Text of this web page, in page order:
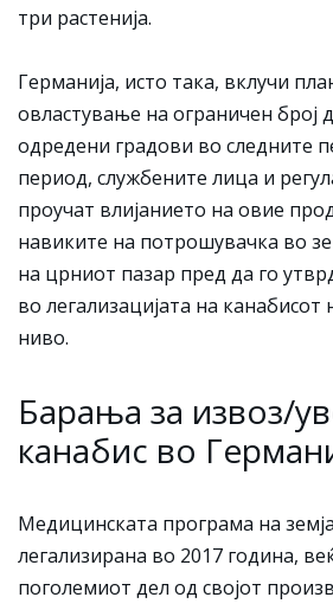
три растенија.
Германија, исто така, вклучи
овластување на ограничен број
одредени градови во следните
период, службените лица и
проучат влијанието на овие
навиките на потрошувачка во
на црниот пазар пред да го
во легализацијата на
ниво.
Барања за извоз/
канабис во
Медицинската програма на
легализирана во 2017 година,
поголемиот дел од својот